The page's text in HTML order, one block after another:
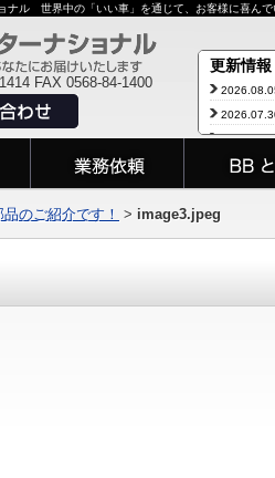
ル 世界中の「いい車」を通じて、お客様に喜んで
FAX 0568-84-1400
のご紹介です！ > image3.jpeg